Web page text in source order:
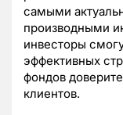
самыми
производными
инвесторы
эффективных
фондов
клиентов.